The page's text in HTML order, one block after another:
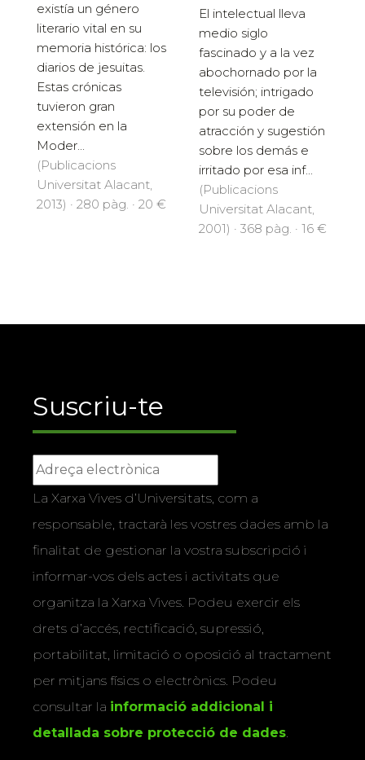
existía un género
literario vital en su
memoria histórica: los
diarios de jesuitas.
Estas crónicas
tuvieron gran
extensión en la
Moder...
(Publicacions
Universitat Alacant,
2013) · 280 pàg. · 20 €
El intelectual lleva
medio siglo
fascinado y a la vez
abochornado por la
televisión; intrigado
por su poder de
atracción y sugestión
sobre los demás e
irritado por esa inf...
(Publicacions
Universitat Alacant,
2001) · 368 pàg. · 16 €
Suscriu-te
La Xarxa Vives d’Universitats, com a
responsable, tractarà les vostres dades amb la
finalitat de gestionar la vostra subscripció i
informar-vos dels actes i activitats que
organitza la Xarxa Vives. Podeu exercir els
drets d’accés, rectificació, supressió,
portabilitat, limitació o oposició al tractament
per mitjans físics o electrònics. Podeu
consultar la informació addicional i
detallada sobre protecció de dades.